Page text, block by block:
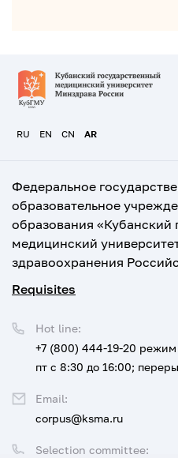
RU EN CN AR
Федеральное
образовательное
образования «Кубанский
медицинский
здравоохранения
Requisites
Selection committee:
Hot line:
+7 (800) 444-19-20 режим
пт с 8:30 до 16:00;
Email:
corpus@ksma.ru